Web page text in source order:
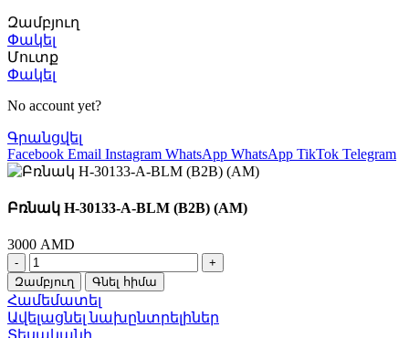
Զամբյուղ
Փակել
Մուտք
Փակել
No account yet?
Գրանցվել
Facebook Email Instagram WhatsApp WhatsApp TikTok Telegram
Բռնակ H-30133-A-BLM (B2B) (AM)
3000 AMD
Բռնակ
H-
30133-
A-
BLM
Զամբյուղ Գնել հիմա
Համեմատել
Ավելացնել նախընտրելիներ
Տեսականի